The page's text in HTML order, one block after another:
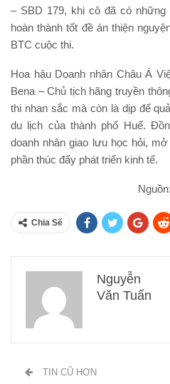
– SBD 179, khi cô đã có
hoàn thành tốt đề án thiện
BTC cuộc thi.
Hoa hậu Doanh nhân Châu Á
Bena – Chủ tịch hãng truyền
thi nhan sắc mà còn là dịp để
du lịch của thành phố Huế.
doanh nhân giao lưu học hỏi,
phần thúc đẩy phát triển kinh tế.
Chia Sẽ
Nguyễn
Văn Tuấn
TIN CŨ HƠN